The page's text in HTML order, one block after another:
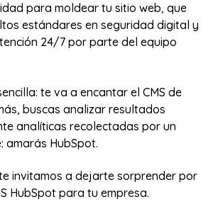
para moldear tu sitio web, que
estándares en seguridad digital y
24/7 por parte del equipo
te va a encantar el CMS de
buscas analizar resultados
analíticas recolectadas por un
amarás HubSpot.
invitamos a dejarte sorprender por
HubSpot para tu empresa.